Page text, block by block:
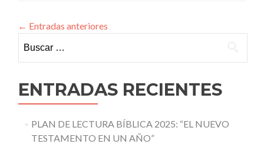
“BOCA
← Entradas anteriores
ENTRADAS RECIENTES
PLAN DE LECTURA BÍBLICA 2025: “EL NUEVO
TESTAMENTO EN UN AÑO”